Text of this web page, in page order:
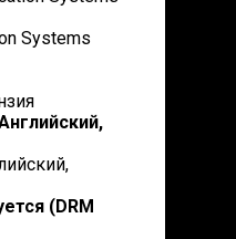
Systems
(DRM